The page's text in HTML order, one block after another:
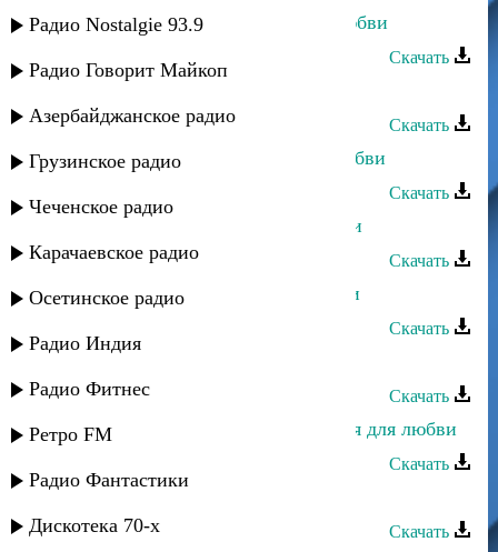
Радио Nostalgie 93.9
Радио Говорит Майкоп
Азербайджанское радио
Грузинское радио
Чеченское радио
Карачаевское радио
Осетинское радио
Радио Индия
Радио Фитнес
Ретро FM
Радио Фантастики
Дискотека 70-х
Дагмара Ибрагимова - 100 слов любви
Скачать
Скачать
Ильяс Абдурахманов - Чувства любви
Скачать
Хава Газахова - Нет сильнее любви
Скачать
Нариман Курашев - Бальзам любви
Скачать
Скачать
Хизри Хирамагомедов - Рожденная для любви
Скачать
Нурулла Раджабов - Огонь любви
Скачать